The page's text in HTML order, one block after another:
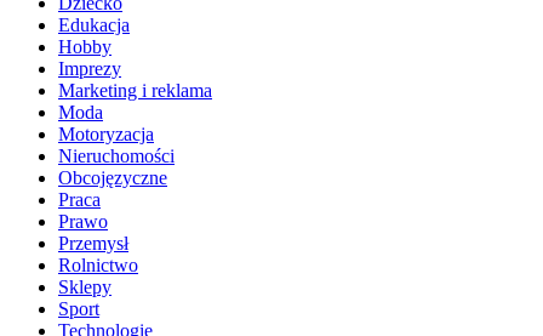
Edukacja
Hobby
Imprezy
Marketing i reklama
Moda
Motoryzacja
Nieruchomości
Obcojęzyczne
Praca
Prawo
Przemysł
Rolnictwo
Sklepy
Sport
Technologie